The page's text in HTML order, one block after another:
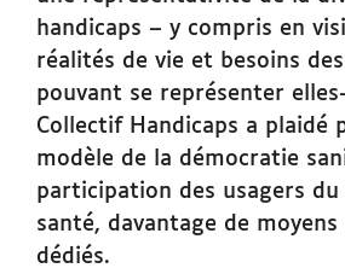
handicaps – y compris en
réalités de vie et besoins des
pouvant se représenter
Collectif Handicaps a plaidé
modèle de la démocratie
participation des usagers
santé, davantage de
dédiés.